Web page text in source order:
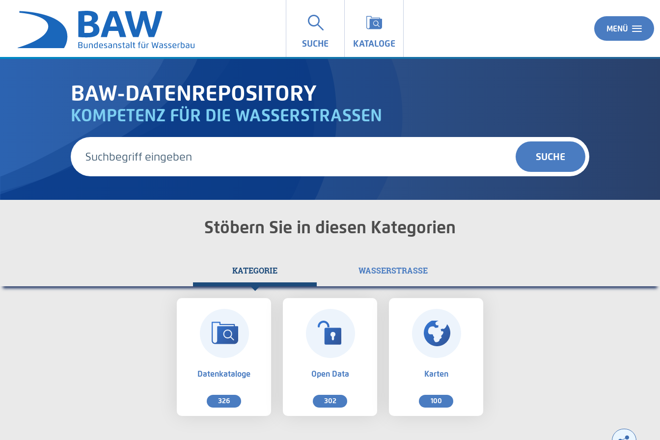
SUCHE KATALOGE
MENÜ
BAW-DATENREPOSITORY
KOMPETENZ FÜR DIE WASSERSTRASSEN
SUCHE
Stöbern Sie in diesen Kategorien
KATEGORIE WASSERSTRASSE
Datenkataloge
326
Open Data
302
Karten
100